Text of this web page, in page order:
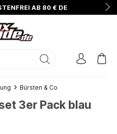
AB 80 € DE
Bürsten & Co
3er Pack blau